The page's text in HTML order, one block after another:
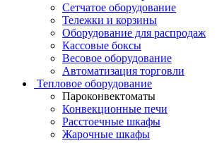
Сетчатое оборудование
Тележки и корзины
Оборудование для распродаж
Кассовые боксы
Весовое оборудование
Автоматизация торговли
Тепловое оборудование
Пароконвектоматы
Конвекционные печи
Расстоечные шкафы
Жарочные шкафы